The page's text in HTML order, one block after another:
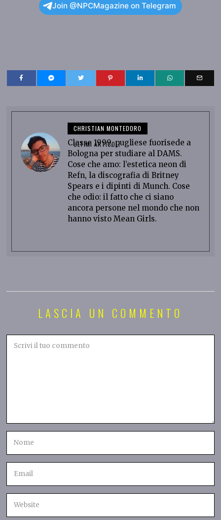
Join @NPCMagazine on Telegram
CHRISTIAN MONTEDORO
ULTIMI ARTICOLI
Classe 1999, pugliese fuorisede a
Bologna per studiare al DAMS.
Cose che amo: l’estetica neon di
Refn, la discografia di Britney
Spears e i dipinti di Munch. Cose
che odio: il fatto che ci siano
ancora persone nel mondo che non
hanno visto Mean Girls.
LASCIA UN COMMENTO